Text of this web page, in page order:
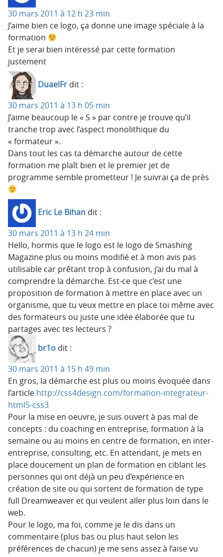
30 mars 2011 à 12 h 23 min
J’aime bien ce logo, ça donne une image spéciale à la
formation
Et je serai bien intéressé par cette formation
justement
DuaelFr dit :
30 mars 2011 à 13 h 05 min
J’aime beaucoup le « S » par contre je trouve qu’il
tranche trop avec l’aspect monolithique du
« formateur ».
Dans tout les cas ta démarche autour de cette
formation me plaît bien et le premier jet de
programme semble prometteur ! Je suivrai ça de près
Eric Le Bihan dit :
30 mars 2011 à 13 h 24 min
Hello, hormis que le logo est le logo de Smashing
Magazine plus ou moins modifié et à mon avis pas
utilisable car prêtant trop à confusion, j’ai du mal à
comprendre la démarche. Est-ce que c’est une
proposition de formation à mettre en place avec un
organisme, que tu veux mettre en place toi même avec
des formateurs ou juste une idée élaborée que tu
partages avec tes lecteurs ?
br1o dit :
30 mars 2011 à 15 h 49 min
En gros, la démarche est plus ou moins évoquée dans
l’article http://css4design.com/formation-integrateur-
html5-css3
Pour la mise en oeuvre, je suis ouvert à pas mal de
concepts : du coaching en entreprise, formation à la
semaine ou au moins en centre de formation, en inter-
entreprise, consulting, etc. En attendant, je mets en
place doucement un plan de formation en ciblant les
personnes qui ont déjà un peu d’expérience en
création de site ou qui sortent de formation de type
full Dreamweaver et qui veulent aller plus loin dans le
web.
Pour le logo, ma foi, comme je le dis dans un
commentaire (plus bas ou plus haut selon les
préférences de chacun) je me sens assez à l’aise vu